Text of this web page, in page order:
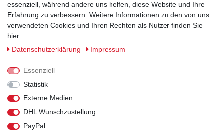
Sicherheitsklassen
Informationen
Versand
Rechtliches
essenziell, während andere uns helfen, diese Website und Ihre
Erfahrung zu verbessern. Weitere Informationen zu den von uns
verwendeten Cookies und Ihren Rechten als Nutzer finden Sie
hier:
Daten­schutz­erklärung
Impressum
Essenziell
Statistik
Externe Medien
DHL Wunschzustellung
PayPal